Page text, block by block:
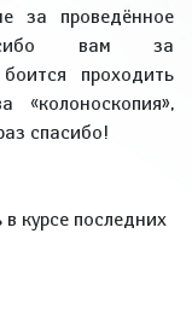
за проведённое
вам за
проходить
«колоноскопия»,
спасибо!
курсе последних